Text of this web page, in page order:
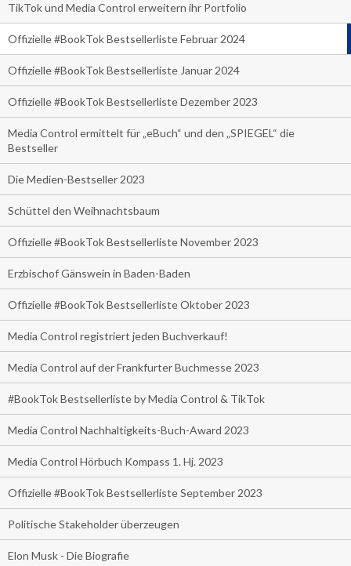
TikTok und Media Control erweitern ihr Portfolio
Offizielle #BookTok Bestsellerliste Februar 2024
Offizielle #BookTok Bestsellerliste Januar 2024
Offizielle #BookTok Bestsellerliste Dezember 2023
Media Control ermittelt für „eBuch“ und den „SPIEGEL“ die
Bestseller
Die Medien-Bestseller 2023
Schüttel den Weihnachtsbaum
Offizielle #BookTok Bestsellerliste November 2023
Erzbischof Gänswein in Baden-Baden
Offizielle #BookTok Bestsellerliste Oktober 2023
Media Control registriert jeden Buchverkauf!
Media Control auf der Frankfurter Buchmesse 2023
#BookTok Bestsellerliste by Media Control & TikTok
Media Control Nachhaltigkeits-Buch-Award 2023
Media Control Hörbuch Kompass 1. Hj. 2023
Offizielle #BookTok Bestsellerliste September 2023
Politische Stakeholder überzeugen
Elon Musk - Die Biografie